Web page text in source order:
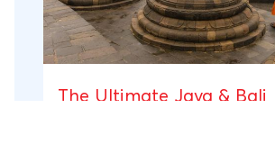
Verken de onderwaterwereld
snorkel- of duiktrip, trotseer de
tijdens een surfsessie of ontdek
The Ultimate Java & Bali